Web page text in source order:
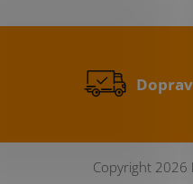
Copyright 2026